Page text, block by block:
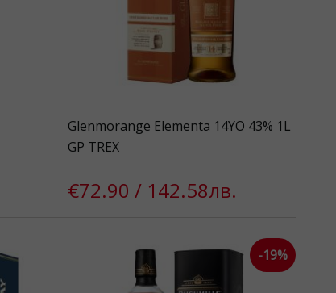
Glenmorange Elementa 14YO 43% 1L
GP TREX
€72.90 / 142.58лв.
-19%